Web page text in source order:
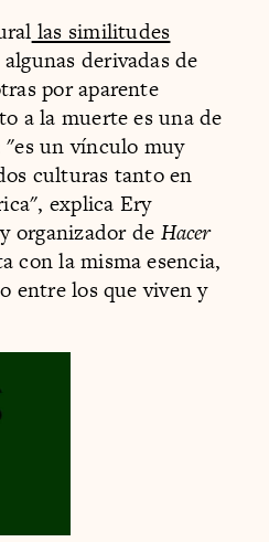
las similitudes
algunas derivadas de
por aparente
a la muerte es una de
"es un vínculo muy
culturas tanto en
explica Ery
organizador de Hacer
con la misma esencia,
entre los que viven y